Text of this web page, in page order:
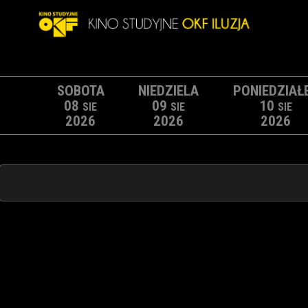
SOBOTA
08 SIE
2026
NIEDZIELA
09 SIE
2026
10 SIE
2026